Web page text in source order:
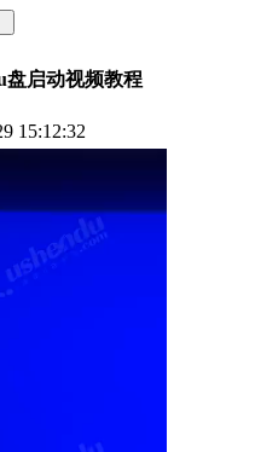
盘启动视频教程
15:12:32